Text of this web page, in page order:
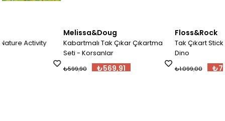
Melissa&Doug
Kabartmalı Tak Çıkar Çıkartma
₺569,91
Tak Çıkart Sticker Oyun
₺700,00
₺1.099,00